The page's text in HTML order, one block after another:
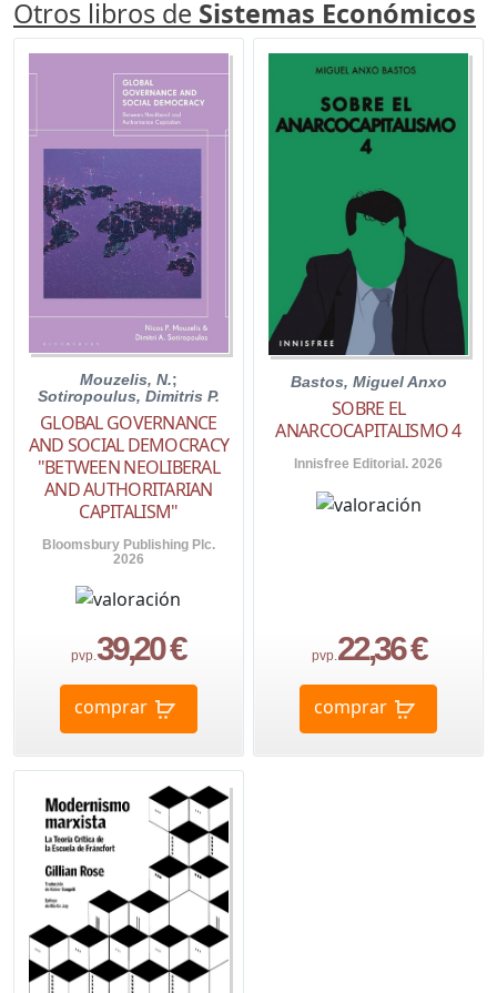
Otros libros de Sistemas Económicos
Mouzelis, N.;
Sotiropoulus, Dimitris P.
GLOBAL GOVERNANCE
AND SOCIAL DEMOCRACY
"BETWEEN NEOLIBERAL
AND AUTHORITARIAN
CAPITALISM"
Bloomsbury Publishing Plc.
2026
pvp.39,20 €
comprar
Bastos, Miguel Anxo
SOBRE EL
ANARCOCAPITALISMO 4
Innisfree Editorial. 2026
pvp.22,36 €
comprar